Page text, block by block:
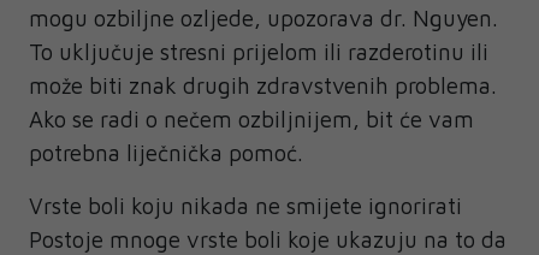
mogu ozbiljne ozljede, upozorava dr. Nguyen.
To uključuje stresni prijelom ili razderotinu ili
može biti znak drugih zdravstvenih problema.
Ako se radi o nečem ozbiljnijem, bit će vam
potrebna liječnička pomoć.
Vrste boli koju nikada ne smijete ignorirati
Postoje mnoge vrste boli koje ukazuju na to da